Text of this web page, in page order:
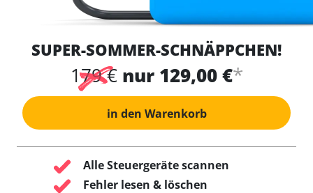
SUPER-SOMMER-SCHNÄPPCHEN!
179 € nur 129,00 €*
in den Warenkorb
Alle Steuergeräte scannen
Fehler lesen & löschen